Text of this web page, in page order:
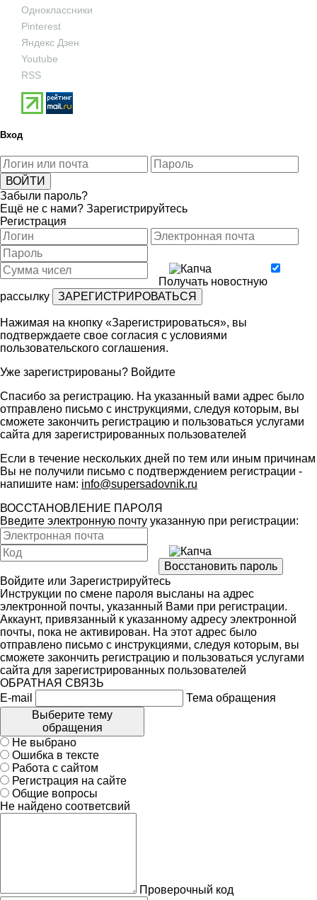
Одноклассники
Pinterest
Яндекс Дзен
Youtube
RSS
Вход
Забыли пароль?
Ещё не с нами? Зарегистрируйтесь
Регистрация
Получать новостную
рассылку
Нажимая на кнопку «Зарегистрироваться», вы
подтверждаете свое согласия с условиями
пользовательского соглашения.
Уже зарегистрированы? Войдите
Спасибо за регистрацию. На указанный вами адрес было
отправлено письмо с инструкциями, следуя которым, вы
сможете закончить регистрацию и пользоваться услугами
сайта для зарегистрированных пользователей
Если в течение нескольких дней по тем или иным причинам
Вы не получили письмо с подтверждением регистрации -
напишите нам: info@supersadovnik.ru
ВОССТАНОВЛЕНИЕ ПАРОЛЯ
Введите электронную почту указанную при регистрации:
Войдите или Зарегистрируйтесь
Инструкции по смене пароля высланы на адрес
электронной почты, указанный Вами при регистрации.
Аккаунт, привязанный к указанному адресу электронной
почты, пока не активирован. На этот адрес было
отправлено письмо с инструкциями, следуя которым, вы
сможете закончить регистрацию и пользоваться услугами
сайта для зарегистрированных пользователей
ОБРАТНАЯ СВЯЗЬ
E-mail
Тема обращения
Выберите тему
обращения
Не выбрано
Ошибка в тексте
Работа с сайтом
Регистрация на сайте
Общие вопросы
Не найдено соответсвий
Проверочный код